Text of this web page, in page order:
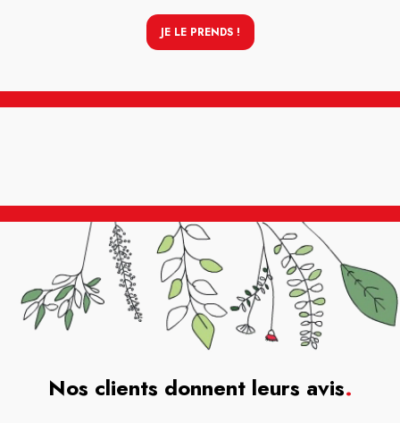
JE LE PRENDS !
Nos clients donnent leurs avis.